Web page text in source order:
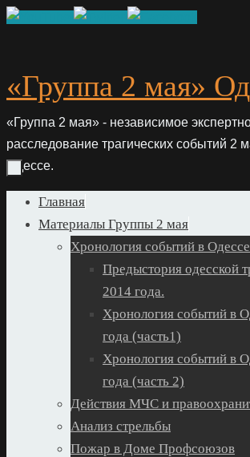
Skip
«Группа 2 мая»
«Группа 2 мая» - независимое
расследование трагических событий 2
Одессе.
Skip
Главная
Материалы Группы 2 мая
Хронология событий в
Предыстория одесской
2014 года.
Хронология событий в
года (часть1)
Хронология событий в
года (часть 2)
Действия МЧС и
Анализ стрельбы
Пожар в Доме Профсоюзов